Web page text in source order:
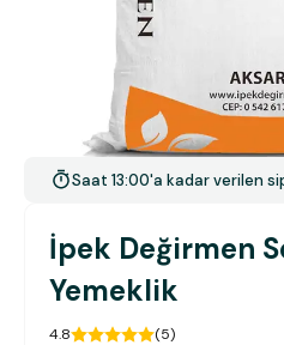
Saat 13:00'a kadar verilen
İpek Değirmen
Yemeklik
4.8 (5)